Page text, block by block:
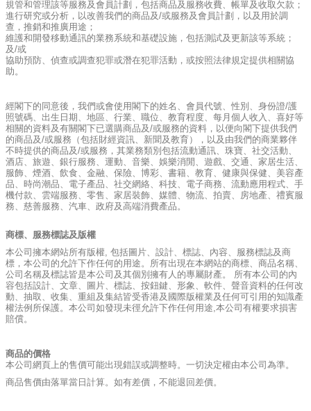
規管和管理該等服務及會員計劃，包括商品及服務收費、帳單及收取欠款；
進行研究或分析，以改善我們的商品及/或服務及會員計劃，以及用於調
查，推銷和推廣用途；
維護和開發移動通訊的業務系統和基礎設施，包括測試及更新該等系統；
及/或
協助預防、偵查或調查犯罪或潛在犯罪活動，或按照法律規定提供相關協
助。
經閣下的同意後，我們或會使用閣下的姓名、會員代號、性別、身份證/護
照號碼、出生日期、地區、行業、職位、教育程度、每月個人收入、喜好等
相關的資料及有關閣下已選購商品及/或服務的資料，以便向閣下提供我們
的商品及/或服務（包括財經資訊、新聞及教育），以及由我們的商業夥伴
不時提供的商品及/或服務，其業務類別包括流動通訊、珠寶、社交活動、
酒店、旅遊、銀行服務、運動、音樂、娛樂消閒、遊戲、交通、家居生活、
服飾、煙酒、飲食、金融、保險、博彩、書籍、教育、健康與保健、美容產
品、時尚潮品、電子產品、社交網絡、科技、電子商務、流動應用程式、手
機付款、雲端服務、零售、家居裝飾、媒體、物流、拍賣、房地產、禮賓服
務、慈善服務、汽車、政府及高端消費產品。
商標、服務標誌及版權
本公司擁本網站所有版權, 包括圖片、設計、標誌、內容、服務標誌及商
標，本公司的允許下作任何的用途。所有出現在本網站的商標、商品名稱、
公司名稱及標誌皆是本公司及其個別擁有人的專屬財產。 所有本公司的內
容包括設計、文章、圖片、標誌、按鈕鍵、形象、軟件、聲音資料的任何改
動、抽取、收集、重組及集結皆受香港及國際版權業及任何可引用的知識產
權法例所保護。本公司如發現未徑允許下作任何用途,本公司有權要求損害
賠償。
商品的價格
本公司網頁上的售價可能出現錯誤或調整時。一切決定權由本公司為準。
商品售價由落單當日計算。如有差價，不能退回差價。